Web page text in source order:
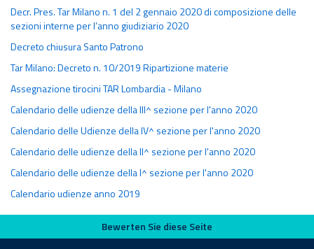
Decr. Pres. Tar Milano n. 1 del 2 gennaio 2020 di composizione delle
sezioni interne per l’anno giudiziario 2020
Decreto chiusura Santo Patrono
Tar Milano: Decreto n. 10/2019 Ripartizione materie
Assegnazione tirocini TAR Lombardia - Milano
Calendario delle udienze della III^ sezione per l'anno 2020
Calendario delle Udienze della IV^ sezione per l'anno 2020
Calendario delle udienze della II^ sezione per l'anno 2020
Calendario delle udienze della I^ sezione per l'anno 2020
Calendario udienze anno 2019
Bewerten Sie diese Seite
Bewerten Sie diese Seite